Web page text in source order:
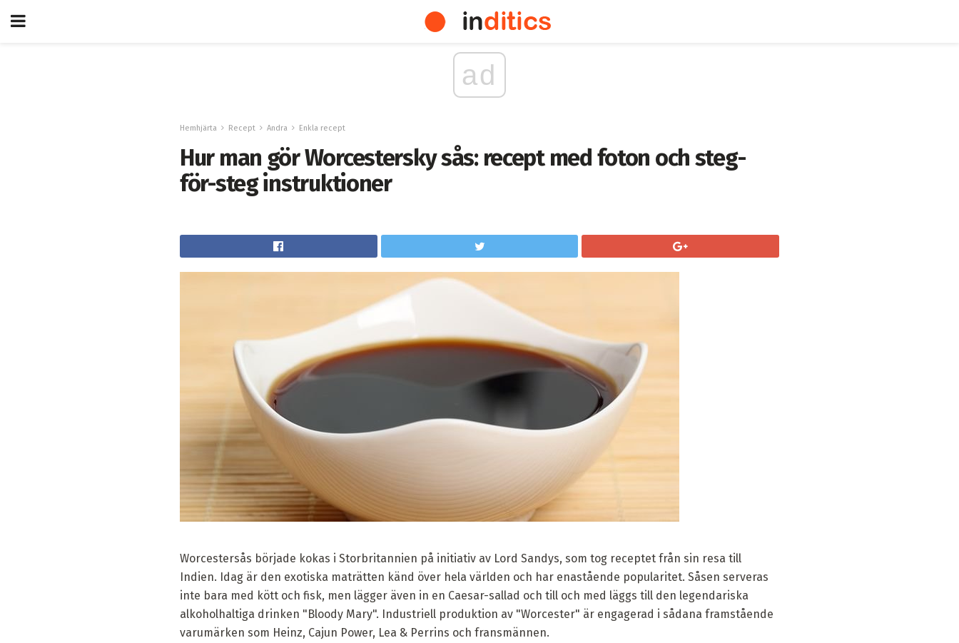
ad
Hemhjärta Recept Andra Enkla recept
Hur man gör Worcestersky sås: recept med foton och steg-
för-steg instruktioner
Worcestersås började kokas i Storbritannien på initiativ av Lord Sandys, som tog receptet från sin resa till
Indien. Idag är den exotiska maträtten känd över hela världen och har enastående popularitet. Såsen serveras
inte bara med kött och fisk, men lägger även in en Caesar-sallad och till och med läggs till den legendariska
alkoholhaltiga drinken "Bloody Mary". Industriell produktion av "Worcester" är engagerad i sådana framstående
varumärken som Heinz, Cajun Power, Lea & Perrins och fransmännen.